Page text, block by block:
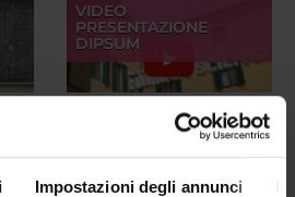
Impostazioni degli annunci
VIDEO
PRESENTAZIONE
DIPSUM
INTERNAZIONALE